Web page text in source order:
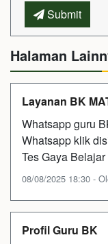
Submit
Halaman
Layanan BK
Whatsapp guru
Whatsapp klik
Tes Gaya
08/08/2025 18:30 -
Profil Guru BK